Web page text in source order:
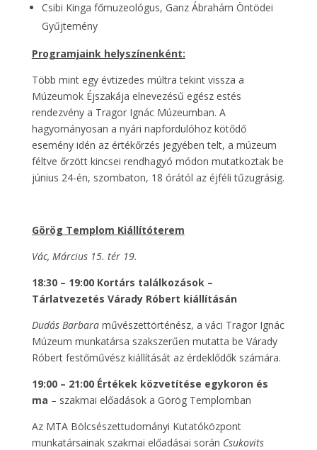
Csibi Kinga főmuzeológus, Ganz Ábrahám Öntödei
Gyűjtemény
Programjaink helyszínenként:
Több mint egy évtizedes múltra tekint vissza a
Múzeumok Éjszakája elnevezésű egész estés
rendezvény a Tragor Ignác Múzeumban. A
hagyományosan a nyári napfordulóhoz kötődő
esemény idén az értékőrzés jegyében telt, a múzeum
féltve őrzött kincsei rendhagyó módon mutatkoztak be
június 24-én, szombaton, 18 órától az éjféli tűzugrásig.
Görög Templom Kiállítóterem
Vác, Március 15. tér 19.
18:30 – 19:00 Kortárs találkozások –
Tárlatvezetés Várady Róbert kiállításán
Dudás Barbara művészettörténész, a váci Tragor Ignác
Múzeum munkatársa szakszerűen mutatta be Várady
Róbert festőművész kiállítását az érdeklődők számára.
19:00 – 21:00 Értékek közvetítése egykoron és
ma – szakmai előadások a Görög Templomban
Az MTA Bölcsészettudományi Kutatóközpont
munkatársainak szakmai előadásai során Csukovits